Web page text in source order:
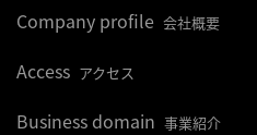
Company profile 会社概要
Access アクセス
Business domain 事業紹介